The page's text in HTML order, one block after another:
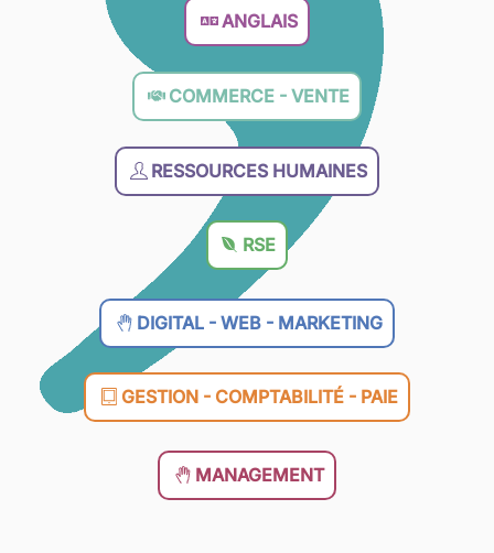
ANGLAIS
COMMERCE - VENTE
RESSOURCES HUMAINES
RSE
DIGITAL - WEB - MARKETING
GESTION - COMPTABILITÉ - PAIE
MANAGEMENT